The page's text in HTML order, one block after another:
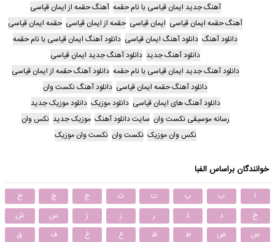
آهنگ جدید ایمان قیاسی با نام حقمه آهنگ حقمه از ایمان قیاسی
آهنگ حقمه ایمان قیاسی ایمان قیاسی حقمه از ایمان قیاسی حقمه ایمان قیاسی
دانلود آهنگ دانلود آهنگ ایمان قیاسی دانلود آهنگ ایمان قیاسی با نام حقمه
دانلود آهنگ جدید دانلود آهنگ جدید ایمان قیاسی
دانلود آهنگ جدید ایمان قیاسی با نام حقمه دانلود آهنگ حقمه از ایمان قیاسی
دانلود آهنگ حقمه ایمان قیاسی دانلود آهنگ نکست وان
دانلود آهنگ های ایمان قیاسی دانلود موزیک دانلود موزیک جدید
رسانه موسیقی نکست وان سایت دانلود آهنگ موزیک جدید نکس وان
نکس وان موزیک نکست وان نکست وان موزیک
خوانندگان براساس الفبا
ا ب پ ت ث ج چ
ح
خ
د ذ ر ز ژ س
ش
ص
ض ط ظ ع غ ف
ق